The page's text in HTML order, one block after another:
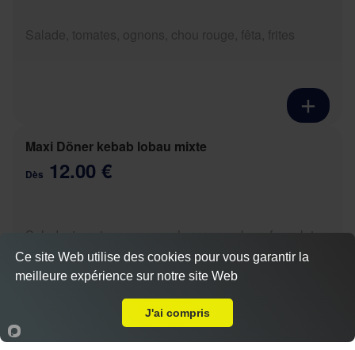
Maxi Döner kebab lobau mixte
Dès 12.00 €
Salade, tomates, ognons, chou rouge, boeuf, poulet,
fêta, frites
Accueil Panier Compte
Actuellement fermé
Ce site Web utilise des cookies pour vous garantir la
meilleure expérience sur notre site Web
J'ai compris